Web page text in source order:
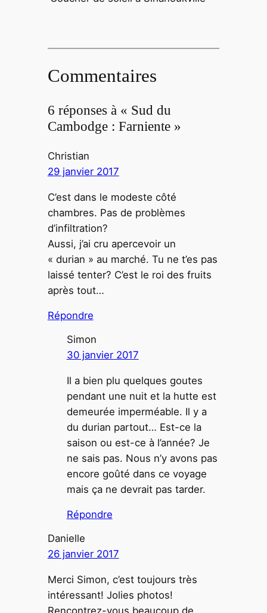
Commentaires
6 réponses à « Sud du
Cambodge : Farniente »
Christian
29 janvier 2017
C’est dans le modeste côté
chambres. Pas de problèmes
d’infiltration?
Aussi, j’ai cru apercevoir un
« durian » au marché. Tu ne t’es pas
laissé tenter? C’est le roi des fruits
après tout…
Répondre
Simon
30 janvier 2017
Il a bien plu quelques goutes
pendant une nuit et la hutte est
demeurée imperméable. Il y a
du durian partout… Est-ce la
saison ou est-ce à l’année? Je
ne sais pas. Nous n’y avons pas
encore goûté dans ce voyage
mais ça ne devrait pas tarder.
Répondre
Danielle
26 janvier 2017
Merci Simon, c’est toujours très
intéressant! Jolies photos!
Rencontrez-vous beaucoup de